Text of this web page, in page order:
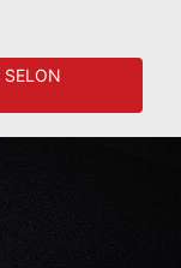
SELON